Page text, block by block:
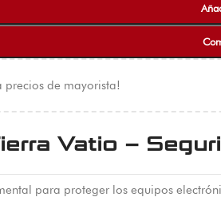
de mayorista!
Vatio –
para proteger los equipos